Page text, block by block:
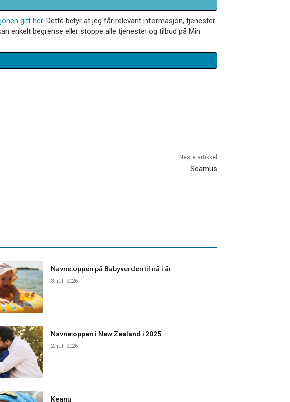
gitt her. Dette betyr at jeg får relevant informasjon, tjenester
enkelt begrense eller stoppe alle tjenester og tilbud på Min
Neste artikkel
Seamus
Navnetoppen på Babyverden til nå i år
3. juli 2026
Navnetoppen i New Zealand i 2025
2. juli 2026
Keanu